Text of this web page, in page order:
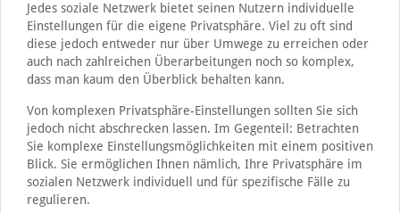
Jedes soziale Netzwerk bietet seinen Nutzern individuelle
Einstellungen für die eigene Privatsphäre. Viel zu oft sind
diese jedoch entweder nur über Umwege zu erreichen oder
auch nach zahlreichen Überarbeitungen noch so komplex,
dass man kaum den Überblick behalten kann.
Von komplexen Privatsphäre-Einstellungen sollten Sie sich
jedoch nicht abschrecken lassen. Im Gegenteil: Betrachten
Sie komplexe Einstellungsmöglichkeiten mit einem positiven
Blick. Sie ermöglichen Ihnen nämlich, Ihre Privatsphäre im
sozialen Netzwerk individuell und für spezifische Fälle zu
regulieren.